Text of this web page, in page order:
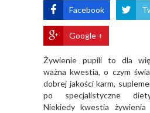
Facebook
Google +
Żywienie pupili to dla
ważna kwestia, o czym
dobrej jakości karm,
po specjalistyczne
Niekiedy kwestia